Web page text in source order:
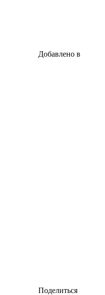
Добавлено в
Поделиться